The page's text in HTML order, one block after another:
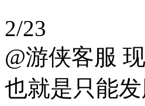
2/23
@游侠客服
也就是只能